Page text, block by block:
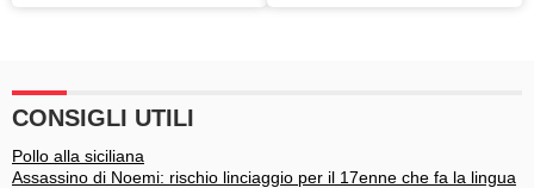
CONSIGLI UTILI
Pollo alla siciliana
Assassino di Noemi: rischio linciaggio per il 17enne che fa la lingua